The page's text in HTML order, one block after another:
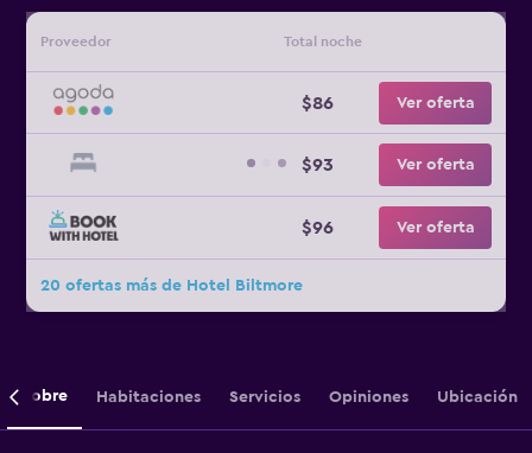
Proveedor Total noche
$86 Ver oferta
$93 Ver oferta
$96 Ver oferta
20 ofertas más de Hotel Biltmore
Sobre Habitaciones Servicios Opiniones Ubicación